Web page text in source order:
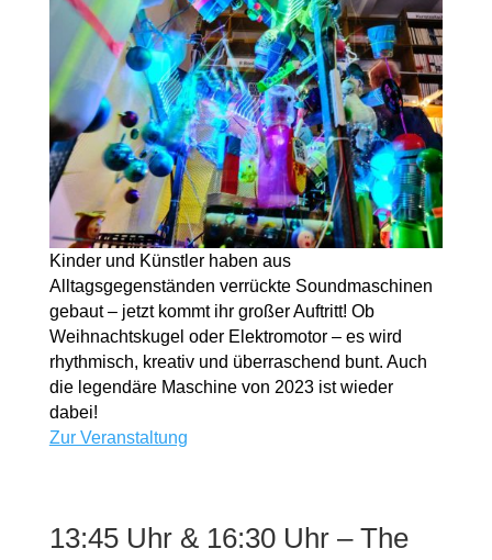
Kinder und Künstler haben aus
Alltagsgegenständen verrückte Soundmaschinen
gebaut – jetzt kommt ihr großer Auftritt! Ob
Weihnachtskugel oder Elektromotor – es wird
rhythmisch, kreativ und überraschend bunt. Auch
die legendäre Maschine von 2023 ist wieder
dabei!
Zur Veranstaltung
13:45 Uhr & 16:30 Uhr – The